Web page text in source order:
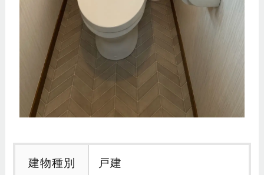
建物種別 戸建